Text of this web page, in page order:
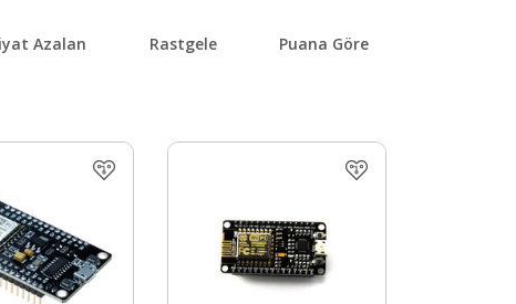
Azalan Rastgele Puana Göre